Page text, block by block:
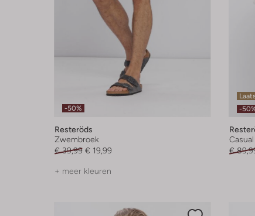
-50%
Resteröds
Zwembroek
€ 39,99 € 19,99
+ meer kleuren
-
€